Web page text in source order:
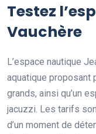
Testez
Vauchère
L’espace nautique
aquatique
grands, ainsi qu’un
jacuzzi. Les tarifs
d’un moment de